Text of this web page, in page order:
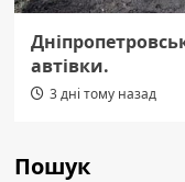
автівки.
3 дні тому назад
Пошук